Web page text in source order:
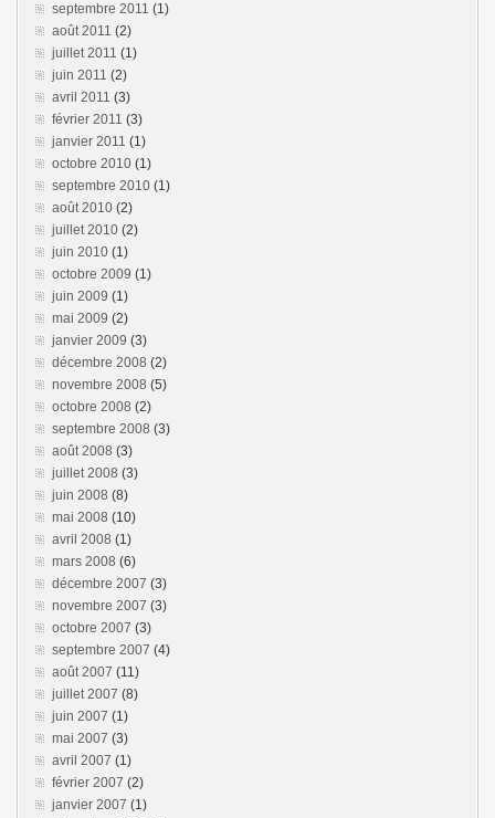
septembre 2011 (1)
août 2011 (2)
juillet 2011 (1)
juin 2011 (2)
avril 2011 (3)
février 2011 (3)
janvier 2011 (1)
octobre 2010 (1)
septembre 2010 (1)
août 2010 (2)
juillet 2010 (2)
juin 2010 (1)
octobre 2009 (1)
juin 2009 (1)
mai 2009 (2)
janvier 2009 (3)
décembre 2008 (2)
novembre 2008 (5)
octobre 2008 (2)
septembre 2008 (3)
août 2008 (3)
juillet 2008 (3)
juin 2008 (8)
mai 2008 (10)
avril 2008 (1)
mars 2008 (6)
décembre 2007 (3)
novembre 2007 (3)
octobre 2007 (3)
septembre 2007 (4)
août 2007 (11)
juillet 2007 (8)
juin 2007 (1)
mai 2007 (3)
avril 2007 (1)
février 2007 (2)
janvier 2007 (1)